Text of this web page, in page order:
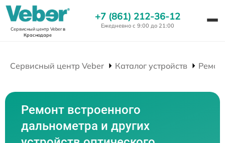
Сервисный центр Veberв
Краснодаре
+7 (861) 212-36-12
Ежедневно с 9:00 до 21:00
Сервисный центр Veber Каталог устройств
Ремонт встроенного
дальнометра и других